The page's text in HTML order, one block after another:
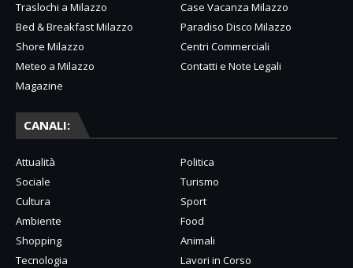
Traslochi a Milazzo
Case Vacanza Milazzo
Bed & Breakfast Milazzo
Paradiso Disco Milazzo
Shore Milazzo
Centri Commerciali
Meteo a Milazzo
Contatti e Note Legali
Magazine
CANALI:
Attualità
Politica
Sociale
Turismo
Cultura
Sport
Ambiente
Food
Shopping
Animali
Tecnologia
Lavori in Corso